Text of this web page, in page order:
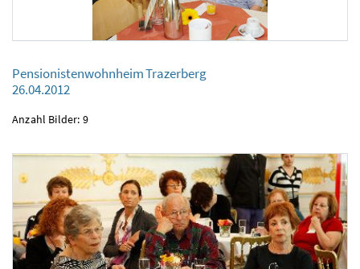
26.04.2012
Pensionistenwohnheim Trazerberg
26.04.2012
Anzahl Bilder: 9